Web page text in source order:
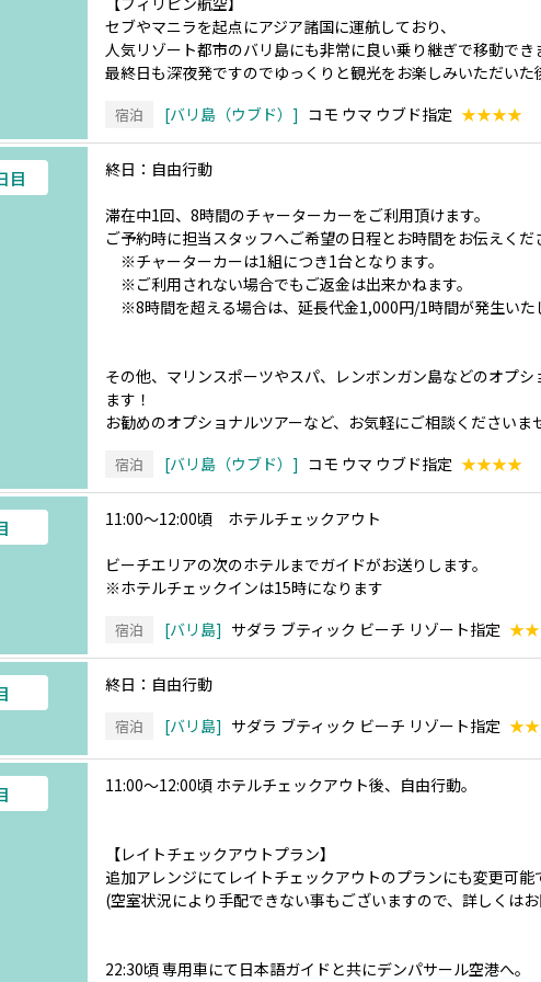
セブやマニラを起点にアジア諸国に運航しており、
人気リゾート都市のバリ島にも非常に良い乗り継ぎで移動でき
最終日も深夜発ですのでゆっくりと観光をお楽しみいただいた
宿泊 バリ島（ウブド） コモ ウマ ウブド指定 ★★★★
目 終日：自由行動
滞在中1回、8時間のチャーターカーをご利用頂けます。
ご予約時に担当スタッフへご希望の日程とお時間をお伝えくだ
※チャーターカーは1組につき1台となります。
※ご利用されない場合でもご返金は出来かねます。
※8時間を超える場合は、延長代金1,000円/1時間が発生いた
その他、マリンスポーツやスパ、レンボンガン島などのオプ
ます！
お勧めのオプショナルツアーなど、お気軽にご相談くださいま
宿泊 バリ島（ウブド） コモ ウマ ウブド指定 ★★★★
11:00～12:00頃 ホテルチェックアウト
ビーチエリアの次のホテルまでガイドがお送りします。
※ホテルチェックインは15時になります
宿泊 バリ島 サダラ ブティック ビーチ リゾート指定
終日：自由行動
宿泊 バリ島 サダラ ブティック ビーチ リゾート指定
11:00～12:00頃 ホテルチェックアウト後、自由行動。
【レイトチェックアウトプラン】
追加アレンジにてレイトチェックアウトのプランにも変更可能
(空室状況により手配できない事もございますので、詳しくは
22:30頃 専用車にて日本語ガイドと共にデンパサール空港へ。